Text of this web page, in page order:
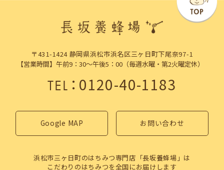
〒431-1424 静岡県浜松市浜名区三ヶ日町下尾奈97-1
【営業時間】午前9：30～午後5：00（毎週水曜・第2火曜定休）
TEL：0120-40-1183
Google MAP お問い合わせ
浜松市三ヶ日町のはちみつ専門店「長坂養蜂場」は
こだわりのはちみつを全国にお届けします